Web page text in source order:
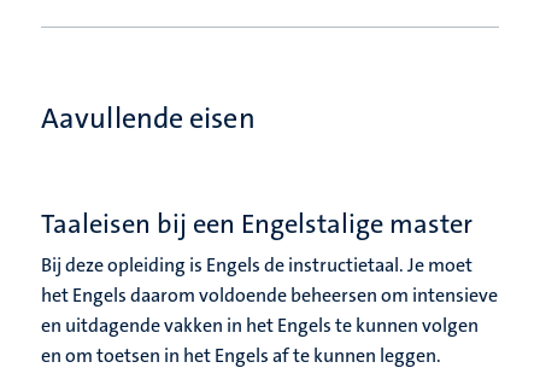
Aavullende eisen
Taaleisen bij een Engelstalige master
Bij deze opleiding is Engels de instructietaal. Je moet
het Engels daarom voldoende beheersen om intensieve
en uitdagende vakken in het Engels te kunnen volgen
en om toetsen in het Engels af te kunnen leggen.